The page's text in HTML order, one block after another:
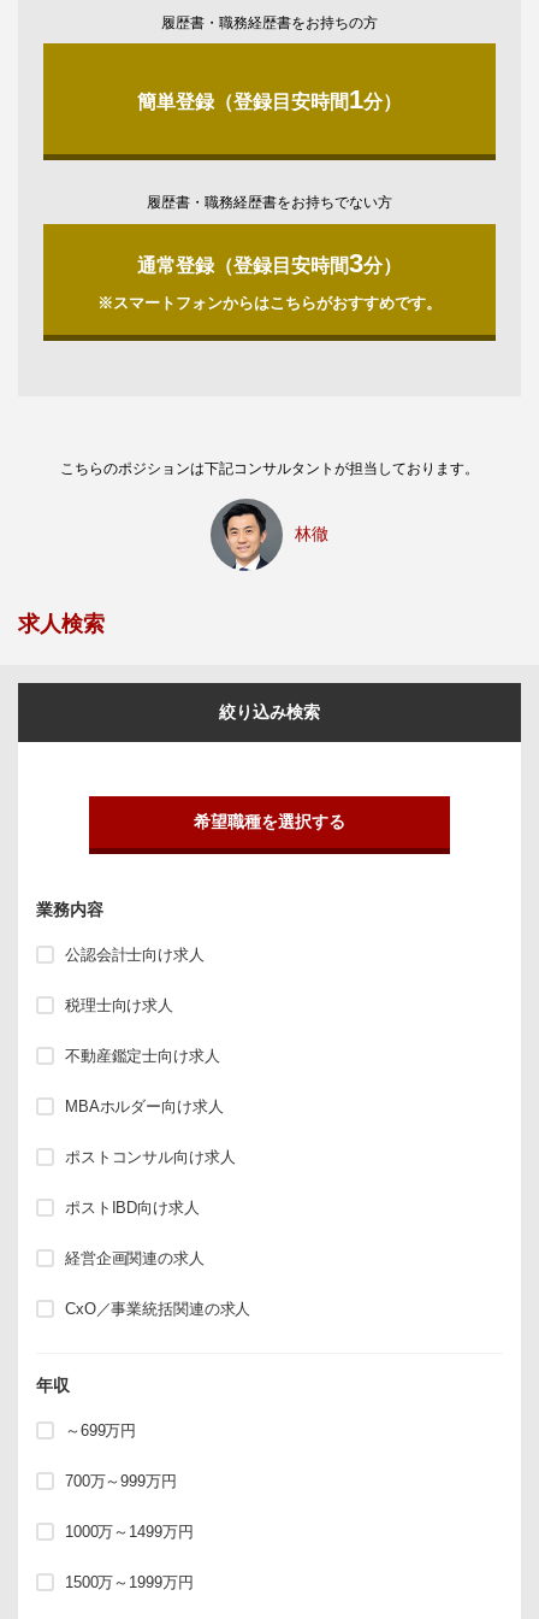
履歴書・職務経歴書をお持ちの方
簡単登録（登録目安時間1分）
履歴書・職務経歴書をお持ちでない方
通常登録（登録目安時間3分）
※スマートフォンからはこちらがおすすめです。
こちらのポジションは下記コンサルタントが担当しております。
林徹
求人検索
絞り込み検索
希望職種を選択する
業務内容
公認会計士向け求人
税理士向け求人
不動産鑑定士向け求人
MBAホルダー向け求人
ポストコンサル向け求人
ポストIBD向け求人
経営企画関連の求人
CxO／事業統括関連の求人
年収
～699万円
700万～999万円
1000万～1499万円
1500万～1999万円